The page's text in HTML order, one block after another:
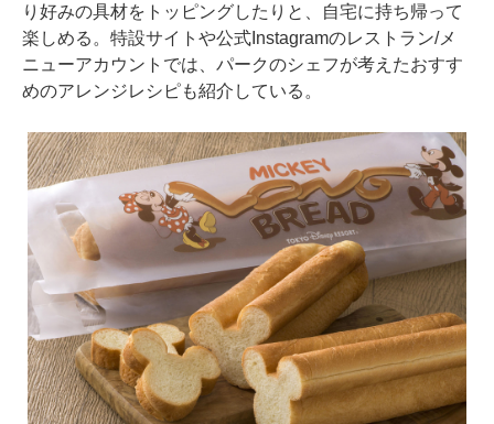
り好みの具材をトッピングしたりと、自宅に持ち帰って
楽しめる。特設サイトや公式Instagramのレストラン/メ
ニューアカウントでは、パークのシェフが考えたおすす
めのアレンジレシピも紹介している。